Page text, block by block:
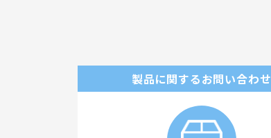
製品に関するお問い合わせ